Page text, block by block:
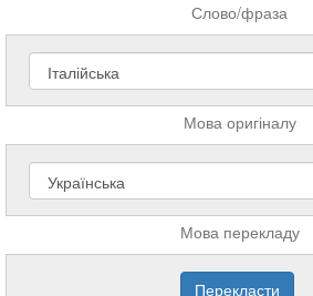
Слово/фраза
Мова оригіналу
Мова перекладу